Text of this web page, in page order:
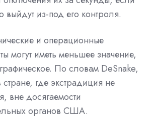
выйдут из-под его контроля.
и операционные
могут иметь меньшее значение,
По словам DeSnake,
где экстрадиция не
вне досягаемости
органов США.